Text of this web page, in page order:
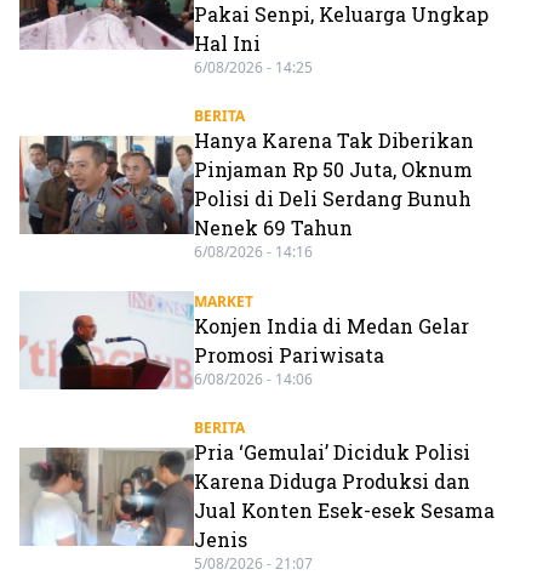
Pakai Senpi, Keluarga Ungkap
Hal Ini
6/08/2026 - 14:25
BERITA
Hanya Karena Tak Diberikan
Pinjaman Rp 50 Juta, Oknum
Polisi di Deli Serdang Bunuh
Nenek 69 Tahun
6/08/2026 - 14:16
MARKET
Konjen India di Medan Gelar
Promosi Pariwisata
6/08/2026 - 14:06
BERITA
Pria ‘Gemulai’ Diciduk Polisi
Karena Diduga Produksi dan
Jual Konten Esek-esek Sesama
Jenis
5/08/2026 - 21:07